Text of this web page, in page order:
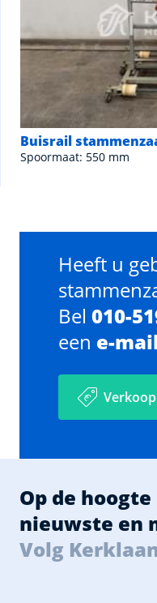
Buisrail
Spoormaat: 550 mm
Heeft u
Bel 010-
een e-
Op de
nieuwste en
Volg